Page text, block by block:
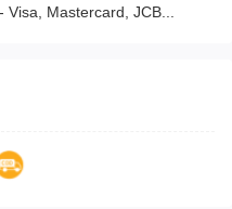
Mastercard, JCB...